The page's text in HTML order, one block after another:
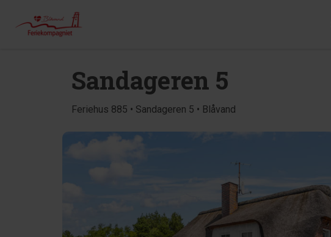
Sandageren 5
Feriehus 885 • Sandageren 5 • Blåvand